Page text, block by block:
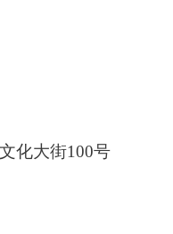
化大街100号